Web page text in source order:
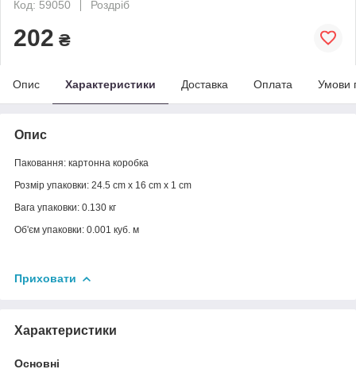
Код: 59050
Роздріб
202 ₴
Опис Характеристики Доставка Оплата Умови
Опис
Паковання: картонна коробка
Розмір упаковки: 24.5 cm x 16 cm x 1 cm
Вага упаковки: 0.130 кг
Об'єм упаковки: 0.001 куб. м
Приховати
Характеристики
Основні